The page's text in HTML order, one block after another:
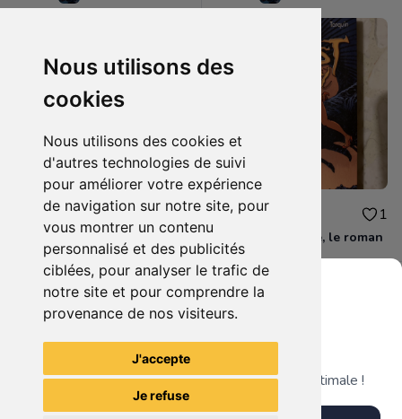
Nous utilisons des
cookies
Nous utilisons des cookies et
d'autres technologies de suivi
pour améliorer votre expérience
de navigation sur notre site, pour
vous montrer un contenu
personnalisé et des publicités
ciblées, pour analyser le trafic de
notre site et pour comprendre la
provenance de nos visiteurs.
J'accepte
Je refuse
3.00€ 1
Zombie therapy
2.00€ 1
Lanfeust de troye, le roman
Voir tous les articles du vendeur
Grenier du Geek
Télécharge notre app pour une expérience optimale !